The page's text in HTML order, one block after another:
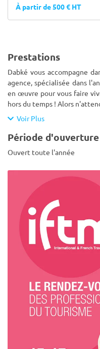
À partir de 500 € HT
Prestations
Dabké vous accompagne
agence, spécialisée dans
en œuvre pour vous faire
hors du temps ! Alors
Voir Plus
Période d'ouverture
Ouvert toute l'année